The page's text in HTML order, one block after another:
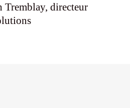
Tremblay, directeur